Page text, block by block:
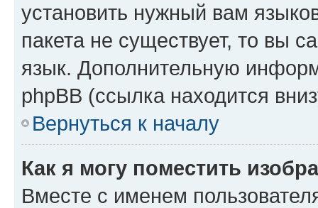
установить нужный вам
пакета не существует, то вы
язык. Дополнительную
phpBB (ссылка находится
Вернуться к началу
Как я могу поместить
Вместе с именем